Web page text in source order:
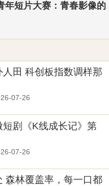
年短片大赛：青春影像的
人田 科创板指数调样那
07-26
短剧《K线成长记》第
07-26
森林覆盖率，每一口都